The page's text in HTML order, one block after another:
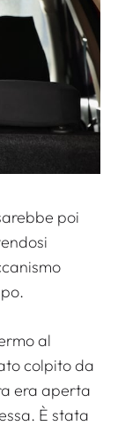
poi
al
colpito da
era aperta
È stata